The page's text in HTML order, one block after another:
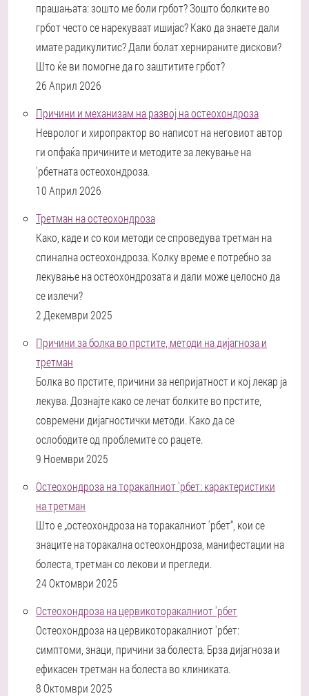
прашањата: зошто ме боли грбот? Зошто болките во
грбот често се нарекуваат ишијас? Како да знаете дали
имате радикулитис? Дали болат хернираните дискови?
Што ќе ви помогне да го заштитите грбот?
26 Април 2026
Причини и механизам на развој на остеохондроза
Невролог и хиропрактор во написот на неговиот автор
ги опфаќа причините и методите за лекување на
'рбетната остеохондроза.
10 Април 2026
Третман на остеохондроза
Како, каде и со кои методи се спроведува третман на
спинална остеохондроза. Колку време е потребно за
лекување на остеохондрозата и дали може целосно да
се излечи?
2 Декември 2025
Причини за болка во прстите, методи на дијагноза и
третман
Болка во прстите, причини за непријатност и кој лекар ја
лекува. Дознајте како се лечат болките во прстите,
современи дијагностички методи. Како да се
ослободите од проблемите со рацете.
9 Ноември 2025
Остеохондроза на торакалниот 'рбет: карактеристики
на третман
Што е „остеохондроза на торакалниот 'рбет“, кои се
знаците на торакална остеохондроза, манифестации на
болеста, третман со лекови и прегледи.
24 Октомври 2025
Остеохондроза на цервикоторакалниот 'рбет
Остеохондроза на цервикоторакалниот 'рбет:
симптоми, знаци, причини за болеста. Брза дијагноза и
ефикасен третман на болеста во клиниката.
8 Октомври 2025